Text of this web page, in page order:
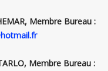
Membre Bureau :
Membre Bureau :